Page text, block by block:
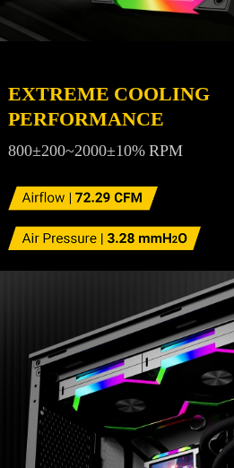
EXTREME COOLING
PERFORMANCE
800±200~2000±10% RPM